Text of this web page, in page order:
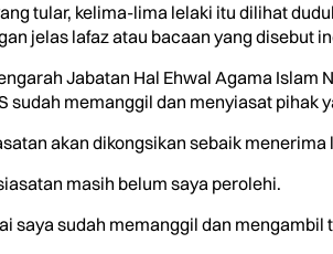
tular, kelima-lima lelaki itu dilihat
jelas lafaz atau bacaan yang disebut
Jabatan Hal Ehwal Agama Islam
sudah memanggil dan menyiasat pihak
akan dikongsikan sebaik
masih belum saya perolehi.
saya sudah memanggil dan mengambil